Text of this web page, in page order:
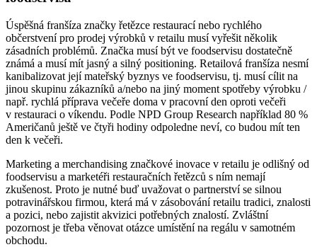
Úspěšná franšíza značky řetězce restaurací nebo rychlého
občerstvení pro prodej výrobků v retailu musí vyřešit několik
zásadních problémů. Značka musí být ve foodservisu dostatečně
známá a musí mít jasný a silný positioning. Retailová franšíza nesmí
kanibalizovat její mateřský byznys ve foodservisu, tj. musí cílit na
jinou skupinu zákazníků a/nebo na jiný moment spotřeby výrobku /
např. rychlá příprava večeře doma v pracovní den oproti večeři
v restauraci o víkendu. Podle NPD Group Research například 80 %
Američanů ještě ve čtyři hodiny odpoledne neví, co budou mít ten
den k večeři.
Marketing a merchandising značkové inovace v retailu je odlišný od
foodservisu a marketéři restauračních řetězců s ním nemají
zkušenost. Proto je nutné buď uvažovat o partnerství se silnou
potravinářskou firmou, která má v zásobování retailu tradici, znalosti
a pozici, nebo zajistit akvizici potřebných znalostí. Zvláštní
pozornost je třeba věnovat otázce umístění na regálu v samotném
obchodu.